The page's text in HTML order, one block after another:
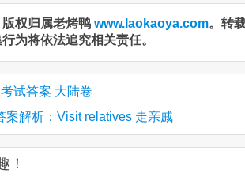
权归属老烤鸭 www.laokaoya.com。转
为将依法追究相关责任。
试答案 大陆卷
案解析：Visit relatives 走亲戚
！